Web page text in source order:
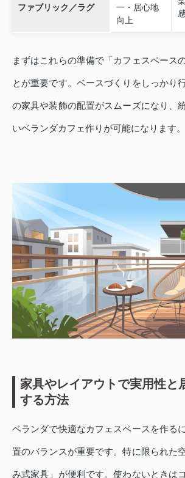
ファブリック／ラグ
一・居心地
向上
まずはこれらの準備で「カフェスペース
とが重要です。ベースづくりをしっかり
の家具や装飾の配置がスムーズになり、
いベランダカフェ作りが可能になります。
家具やレイアウトで実用性と
する方法
ベランダで快適なカフェスペースを作る
置のバランスが重要です。特に限られた
み式家具」が便利です。使わないときは